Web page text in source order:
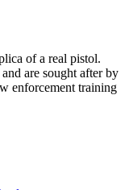
of a real pistol.
are sought after by
enforcement training